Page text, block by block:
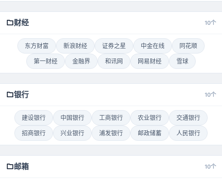
财经 10个
东方财富 新浪财经 证券之星 中金在线 同花顺
第一财经 金融界 和讯网 网易财经 雪球
银行 10个
建设银行 中国银行 工商银行 农业银行 交通银行
招商银行 兴业银行 浦发银行 邮政储蓄 人民银行
邮箱 10个